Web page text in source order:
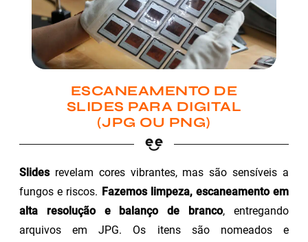
ESCANEAMENTO DE
SLIDES PARA DIGITAL
(JPG OU PNG)
Slidesrevelam cores vibrantes, mas são sensíveis a
fungos e riscos. Fazemos limpeza, escaneamento em
alta resolução e balanço de branco, entregando
arquivos em JPG. Os itens são nomeados e